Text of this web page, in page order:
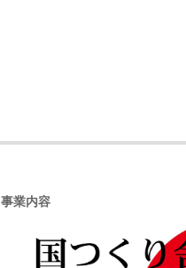
事業内容